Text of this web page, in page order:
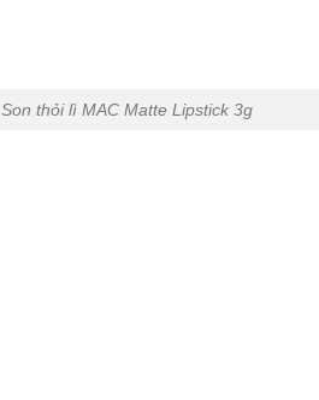
Son thỏi lì MAC Matte Lipstick 3g